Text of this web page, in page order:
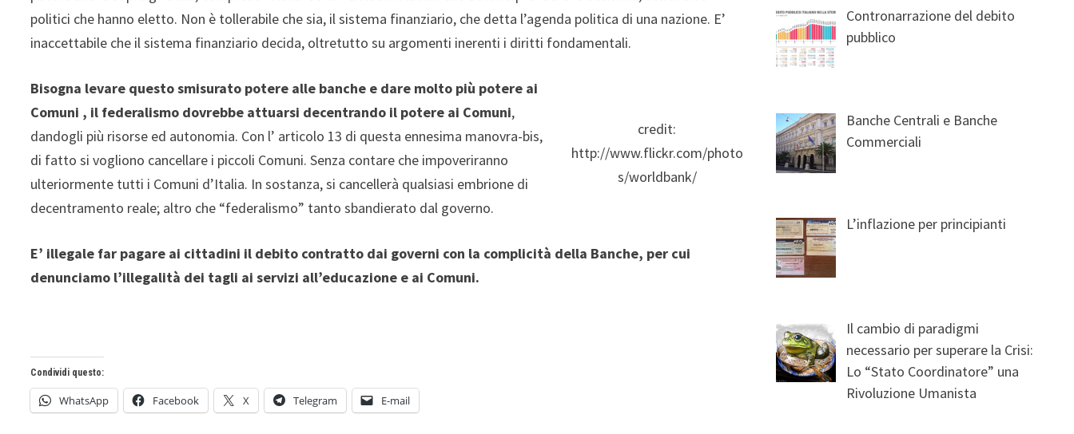
politici che hanno eletto. Non è tollerabile che sia, il sistema finanziario, che detta l’agenda politica di una nazione. E’
inaccettabile che il sistema finanziario decida, oltretutto su argomenti inerenti i diritti fondamentali.
credit:
http://www.flickr.com/photo
s/worldbank/
Bisogna levare questo smisurato potere alle banche e dare molto più potere ai
Comuni , il federalismo dovrebbe attuarsi decentrando il potere ai Comuni,
dandogli più risorse ed autonomia. Con l’ articolo 13 di questa ennesima manovra-bis,
di fatto si vogliono cancellare i piccoli Comuni. Senza contare che impoveriranno
ulteriormente tutti i Comuni d’Italia. In sostanza, si cancellerà qualsiasi embrione di
decentramento reale; altro che “federalismo” tanto sbandierato dal governo.
E’ illegale far pagare ai cittadini il debito contratto dai governi con la complicità della Banche, per cui
denunciamo l’illegalità dei tagli ai servizi all’educazione e ai Comuni.
Condividi questo:
WhatsApp Facebook X Telegram E-mail
Contronarrazione del debito
pubblico
Banche Centrali e Banche
Commerciali
L’inflazione per principianti
Il cambio di paradigmi
necessario per superare la Crisi:
Lo “Stato Coordinatore” una
Rivoluzione Umanista